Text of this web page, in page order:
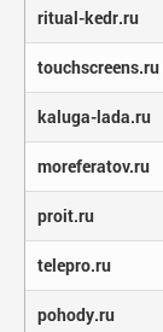
ritual-kedr.ru
touchscreens.ru
kaluga-lada.ru
moreferatov.ru
proit.ru
telepro.ru
pohody.ru